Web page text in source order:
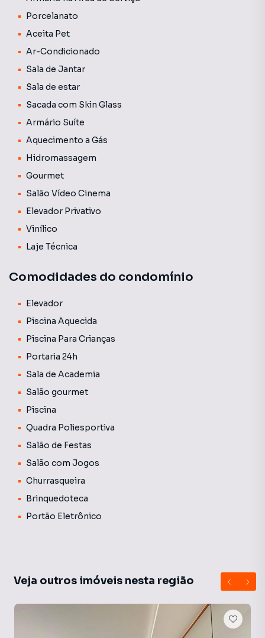
não será necessário um caminhão de mudanças, pois
07 ar condicionados, cooktop, forno e decoração com
assinatura.
Porcelanato
Aceita Pet
Ar-Condicionado
Sala de Jantar
Sala de estar
Sacada com Skin Glass
Armário Suíte
Aquecimento a Gás
Hidromassagem
Gourmet
Salão Vídeo Cinema
Elevador Privativo
Vinílico
Laje Técnica
Comodidades do condomínio
Elevador
Piscina Aquecida
Piscina Para Crianças
Portaria 24h
Sala de Academia
Salão gourmet
Piscina
Quadra Poliesportiva
Salão de Festas
Salão com Jogos
Churrasqueira
Brinquedoteca
Portão Eletrônico
Veja outros imóveis nesta região